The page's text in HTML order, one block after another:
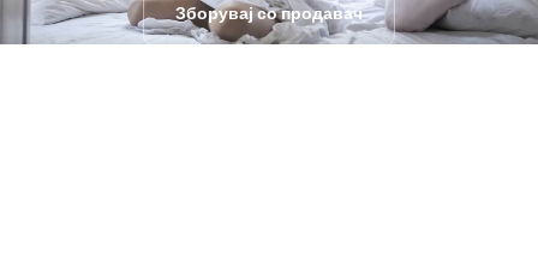
Зборувај со продавач